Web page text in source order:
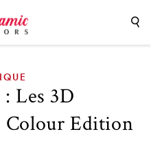
Les 3D
Colour Edition